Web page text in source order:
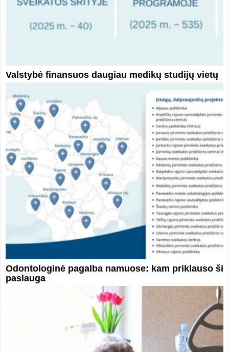
Valstybė finansuos daugiau medikų studijų vietų
Odontologinė pagalba namuose: kam priklauso ši
paslauga